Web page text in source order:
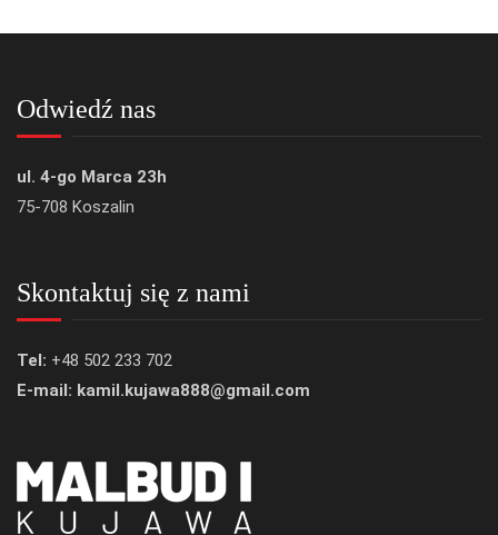
Odwiedź nas
ul. 4-go Marca 23h
75-708 Koszalin
Skontaktuj się z nami
Tel: +48 502 233 702
E-mail: kamil.kujawa888@gmail.com